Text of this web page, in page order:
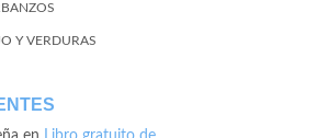
Y VERDURAS